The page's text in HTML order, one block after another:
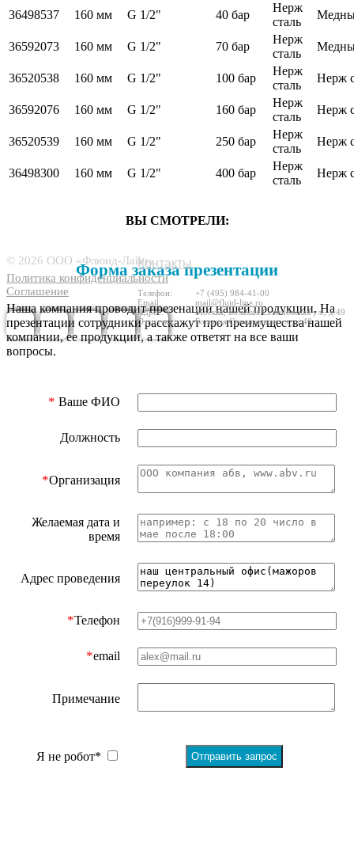
36498537 160 мм G 1/2" 40 бар
Нерж
сталь
36592073 160 мм G 1/2" 70 бар
Нерж
сталь
36520538 160 мм G 1/2" 100 бар
Нерж
сталь
Нерж
36592076 160 мм G 1/2" 160 бар
Нерж
сталь
Нерж
36520539 160 мм G 1/2" 250 бар
Нерж
сталь
Нерж
36498300 160 мм G 1/2" 400 бар
Нерж
сталь
Нерж
ВЫ СМОТРЕЛИ:
© 2026 ООО «Флюид-Лайн»
Политика конфиденциальности
Соглашение
Контакты
Телефон:
Email:
Адрес:
Отгрузка
+7 (495) 984-41-00
mail@fluid-line.ru
Москва,Большая Cеменовская ул., д.49
БольшаяCеменовская ул., д.49
Форма заказа презентации
Наша компания проводит презенации нашей продукции. На
презентации сотрудники расскажут про преимущества нашей
компании, ее продукции, а также ответят на все ваши
вопросы.
* Ваше ФИО
Должность
*Организация
Желаемая дата и
время
Адрес проведения
*Телефон
*email
Примечание
Я не робот*